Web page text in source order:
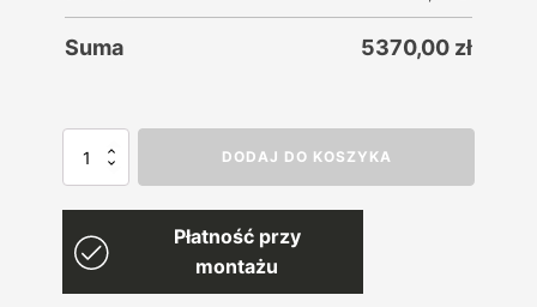
Suma 5370,00 zł
ilość
3m
DODAJ DO KOSZYKA
Płatność przy
montażu